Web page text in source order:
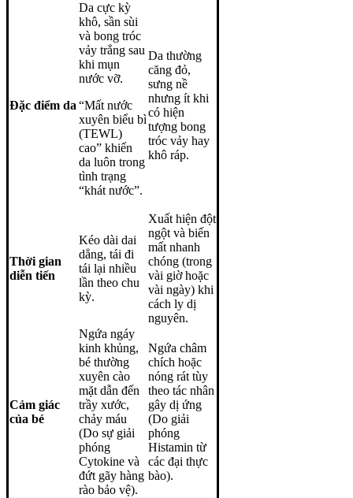
Đặc điểm da
Da cực kỳ
khô, sần sùi
và bong tróc
vảy trắng sau
khi mụn
nước vỡ.
“Mất nước
xuyên biểu bì
(TEWL)
cao” khiến
da luôn trong
tình trạng
“khát nước”.
Da thường
căng đỏ,
sưng nề
nhưng ít khi
có hiện
tượng bong
tróc vảy hay
khô ráp.
Thời gian
diễn tiến
Kéo dài dai
dẳng, tái đi
tái lại nhiều
lần theo chu
kỳ.
Xuất hiện đột
ngột và biến
mất nhanh
chóng (trong
vài giờ hoặc
vài ngày) khi
cách ly dị
nguyên.
Cảm giác
của bé
Ngứa ngáy
kinh khủng,
bé thường
xuyên cào
mặt dẫn đến
trầy xước,
chảy máu
(Do sự giải
phóng
Cytokine và
đứt gãy hàng
rào bảo vệ).
Ngứa châm
chích hoặc
nóng rát tùy
theo tác nhân
gây dị ứng
(Do giải
phóng
Histamin từ
các đại thực
bào).